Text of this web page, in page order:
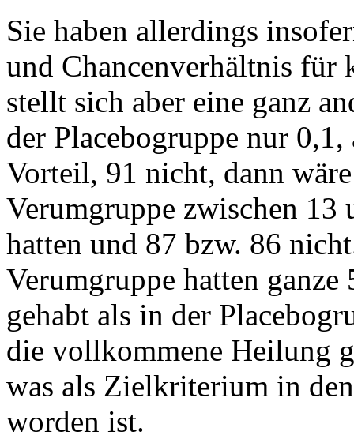
Sie haben allerdings
und Chancenverhältnis für
stellt sich aber eine ganz
der Placebogruppe nur
Vorteil, 91 nicht, dann
Verumgruppe zwischen 13
hatten und 87 bzw. 86
Verumgruppe hatten
gehabt als in der
die vollkommene Heilung
was als Zielkriterium in
worden ist.